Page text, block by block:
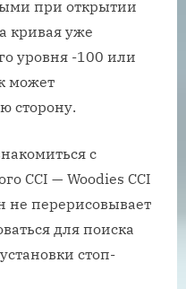
при открытии
кривая уже
уровня -100 или
может
сторону.
с
CCI — Woodies CCI
не перерисовывает
для поиска
стоп-